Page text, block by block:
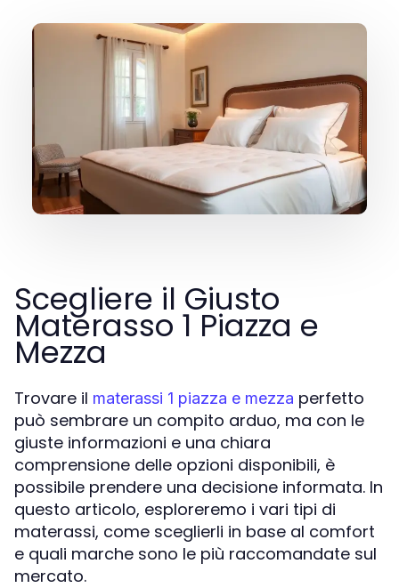
Scegliere il Giusto
Materasso 1 Piazza e
Mezza
Trovare il materassi 1 piazza e mezza perfetto
può sembrare un compito arduo, ma con le
giuste informazioni e una chiara
comprensione delle opzioni disponibili, è
possibile prendere una decisione informata. In
questo articolo, esploreremo i vari tipi di
materassi, come sceglierli in base al comfort
e quali marche sono le più raccomandate sul
mercato.